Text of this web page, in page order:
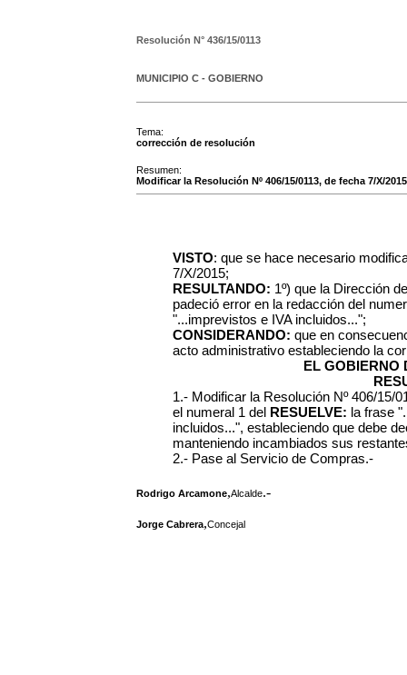
Resolución N° 436/15/0113
MUNICIPIO C - GOBIERNO
Tema:
corrección de resolución
Resumen:
Modificar la Resolución Nº 406/15/0113, de fecha 7/X/
VISTO: que se hace necesario
7/X/2015;
RESULTANDO: 1º) que la Dirección
padeció error en la redacción del
"...imprevistos e IVA incluidos...";
CONSIDERANDO: que en
acto administrativo estableciendo la
EL GOBIERNO
1.- Modificar la Resolución Nº 406/15/
el numeral 1 del RESUELVE: la frase
incluidos...", estableciendo que debe
manteniendo incambiados sus
2.- Pase al Servicio de Compras.-
Rodrigo Arcamone,Alcalde.-
Jorge Cabrera,Concejal